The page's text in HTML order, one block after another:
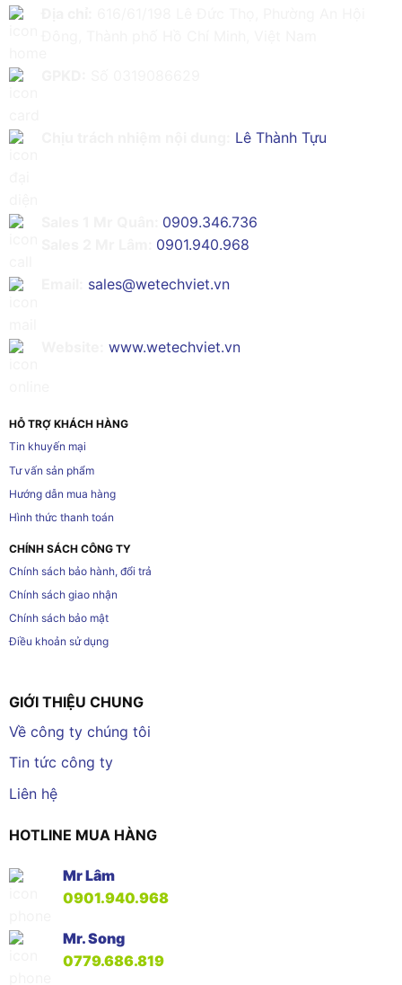
Lê Thành Tựu
0909.346.736
0901.940.968
sales@wetechviet.vn
www.wetechviet.vn
HỖ TRỢ KHÁCH HÀNG
Tin khuyến mại
Tư vấn sản phẩm
Hướng dẫn mua hàng
Hình thức thanh toán
CHÍNH SÁCH CÔNG TY
Chính sách bảo hành, đổi trả
Chính sách giao nhận
Chính sách bảo mật
Điều khoản sử dụng
GIỚI THIỆU CHUNG
Về công ty chúng tôi
Tin tức công ty
Liên hệ
HOTLINE MUA HÀNG
Mr Lâm
0901.940.968
Mr. Song
0779.686.819